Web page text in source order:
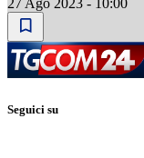
27 Ago 2023 - 10:00
Seguici su